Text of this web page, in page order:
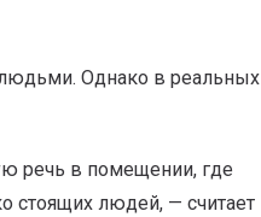
людьми. Однако в реальных
речь в помещении, где
стоящих людей, — считает